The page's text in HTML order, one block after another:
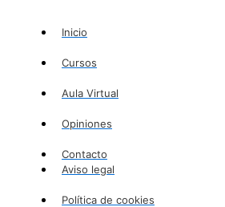
Inicio
Cursos
Aula Virtual
Opiniones
Contacto
Aviso legal
Política de cookies